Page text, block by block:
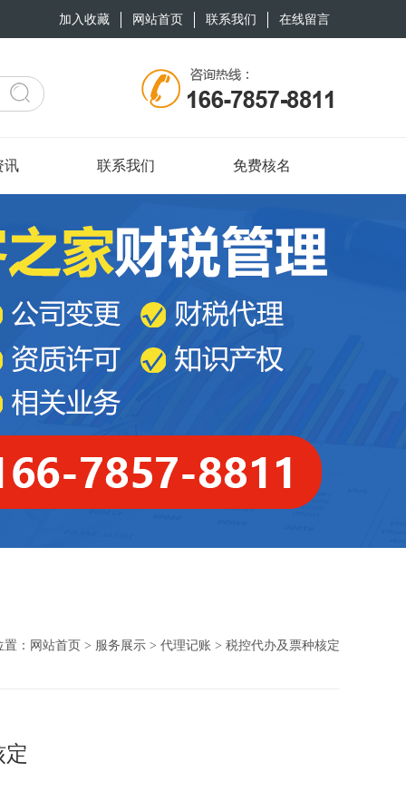
加入收藏 网站首页 联系我们 在线留言
讯 联系我们 免费核名
： 网站首页 > 服务展示 > 代理记账 > 税控代办及票种核定
定